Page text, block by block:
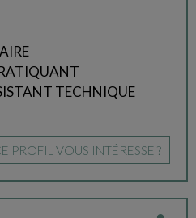
TECHNIQUE
PROFIL VOUS INTÉRESSE ?